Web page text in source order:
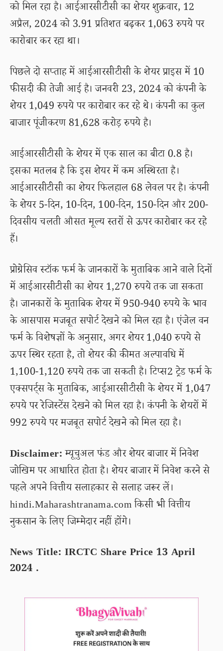
को मिल रहा है। आईआरसीटीसी का शेयर शुक्रवार, 12
अप्रैल, 2024 को 3.91 प्रतिशत बढ़कर 1,063 रुपये पर
कारोबार कर रहा था।
पिछले दो सप्ताह में आईआरसीटीसी के शेयर प्राइस में 10
फीसदी की तेजी आई है। जनवरी 23, 2024 को कंपनी के
शेयर 1,049 रुपये पर कारोबार कर रहे थे। कंपनी का कुल
बाजार पूंजीकरण 81,628 करोड़ रुपये है।
आईआरसीटीसी के शेयर में एक साल का बीटा 0.8 है।
इसका मतलब है कि इस शेयर में कम अस्थिरता है।
आईआरसीटीसी का शेयर फिलहाल 68 लेवल पर है। कंपनी
के शेयर 5-दिन, 10-दिन, 100-दिन, 150-दिन और 200-
दिवसीय चलती औसत मूल्य स्तरों से ऊपर कारोबार कर रहे
हैं।
प्रोग्रेसिव स्टॉक फर्म के जानकारों के मुताबिक आने वाले दिनों
में आईआरसीटीसी का शेयर 1,270 रुपये तक जा सकता
है। जानकारों के मुताबिक शेयर में 950-940 रुपये के भाव
के आसपास मजबूत सपोर्ट देखने को मिल रहा है। एंजेल वन
फर्म के विशेषज्ञों के अनुसार, अगर शेयर 1,040 रुपये से
ऊपर स्थिर रहता है, तो शेयर की कीमत अल्पावधि में
1,100-1,120 रुपये तक जा सकती है। टिप्स2 ट्रेड फर्म के
एक्सपर्ट्स के मुताबिक, आईआरसीटीसी के शेयर में 1,047
रुपये पर रेजिस्टेंस देखने को मिल रहा है। कंपनी के शेयरों में
992 रुपये पर मजबूत सपोर्ट देखने को मिल रहा है।
Disclaimer:म्यूचुअल फंड और शेयर बाजार में निवेश
जोखिम पर आधारित होता है। शेयर बाजार में निवेश करने से
पहले अपने वित्तीय सलाहकार से सलाह जरूर लें।
hindi.Maharashtranama.com किसी भी वित्तीय
नुकसान के लिए जिम्मेदार नहीं होंगे।
News Title: IRCTC Share Price 13 April
2024 .